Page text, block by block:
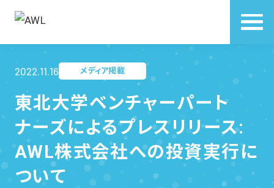
2022.11.16 メディア掲載
東北大学ベンチャーパート
ナーズによるプレスリリース:
AWL株式会社への投資実行に
ついて